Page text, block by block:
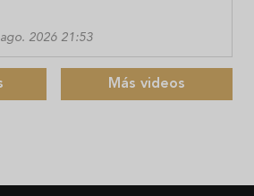
2026 21:53
Más videos